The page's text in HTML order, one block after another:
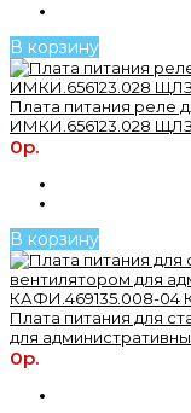
В корзину
Плата питания реле
ИМКИ.656123.028 ЩЛЗ
0р.
В корзину
Плата питания для
для
0р.